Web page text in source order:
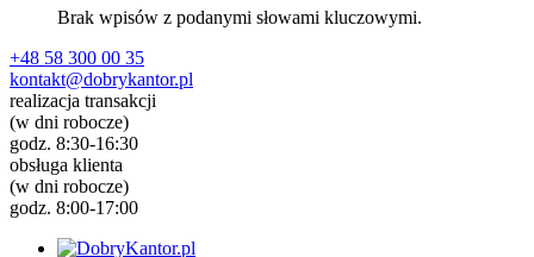
Brak wpisów z podanymi słowami kluczowymi.
+48 58 300 00 35
kontakt@dobrykantor.pl
realizacja transakcji
(w dni robocze)
godz. 8:30-16:30
obsługa klienta
(w dni robocze)
godz. 8:00-17:00